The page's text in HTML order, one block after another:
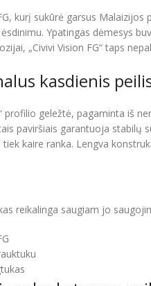
kurį sukūrė garsus
Ypatingas dėmesys
„Civivi Vision FG“ taps
kasdienis
profilio geležtė, pagaminta iš
paviršiais garantuoja stabilų
kaire ranka. Lengva
reikalinga saugiam jo